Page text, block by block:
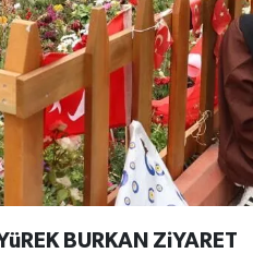
BURKAN ZiYARET